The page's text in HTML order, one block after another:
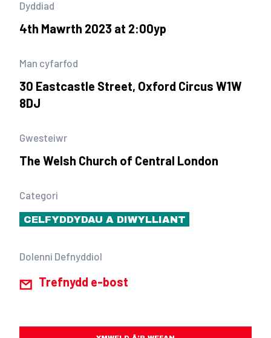
Dyddiad
4th Mawrth 2023 at 2:00yp
Man cyfarfod
30 Eastcastle Street, Oxford Circus W1W
8DJ
Gwesteiwr
The Welsh Church of Central London
Categori
CELFYDDYDAU A DIWYLLIANT
Dolenni Defnyddiol
Trefnydd e-bost